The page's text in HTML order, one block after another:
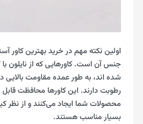
اولین نکته مهم در خرید بهترین کاور
جنس آن است. کاورهایی که از نایلون با
شده اند، به طور عمده مقاومت بالایی
رطوبت دارند. این کاورها محافظت قابل
محصولات شما ایجاد می‌کنند و از نظر
بسیار مناسب هستند.